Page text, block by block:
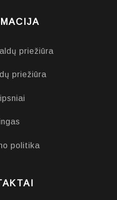
priežiūra
priežiūra
politika